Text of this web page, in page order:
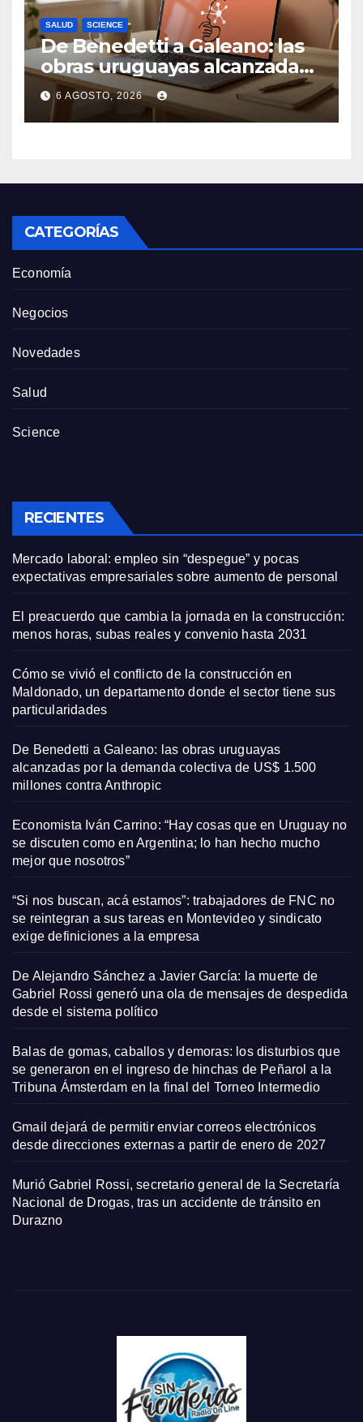
SALUD SCIENCE
De Benedetti a Galeano: las
obras uruguayas alcanzadas
por la demanda colectiva de
US$ 1.500 millones contra
Anthropic
6 AGOSTO, 2026
CATEGORÍAS
Economía
Negocios
Novedades
Salud
Science
RECIENTES
Mercado laboral: empleo sin “despegue” y pocas
expectativas empresariales sobre aumento de personal
El preacuerdo que cambia la jornada en la construcción:
menos horas, subas reales y convenio hasta 2031
Cómo se vivió el conflicto de la construcción en
Maldonado, un departamento donde el sector tiene sus
particularidades
De Benedetti a Galeano: las obras uruguayas
alcanzadas por la demanda colectiva de US$ 1.500
millones contra Anthropic
Economista Iván Carrino: “Hay cosas que en Uruguay no
se discuten como en Argentina; lo han hecho mucho
mejor que nosotros”
“Si nos buscan, acá estamos”: trabajadores de FNC no
se reintegran a sus tareas en Montevideo y sindicato
exige definiciones a la empresa
De Alejandro Sánchez a Javier García: la muerte de
Gabriel Rossi generó una ola de mensajes de despedida
desde el sistema político
Balas de gomas, caballos y demoras: los disturbios que
se generaron en el ingreso de hinchas de Peñarol a la
Tribuna Ámsterdam en la final del Torneo Intermedio
Gmail dejará de permitir enviar correos electrónicos
desde direcciones externas a partir de enero de 2027
Murió Gabriel Rossi, secretario general de la Secretaría
Nacional de Drogas, tras un accidente de tránsito en
Durazno